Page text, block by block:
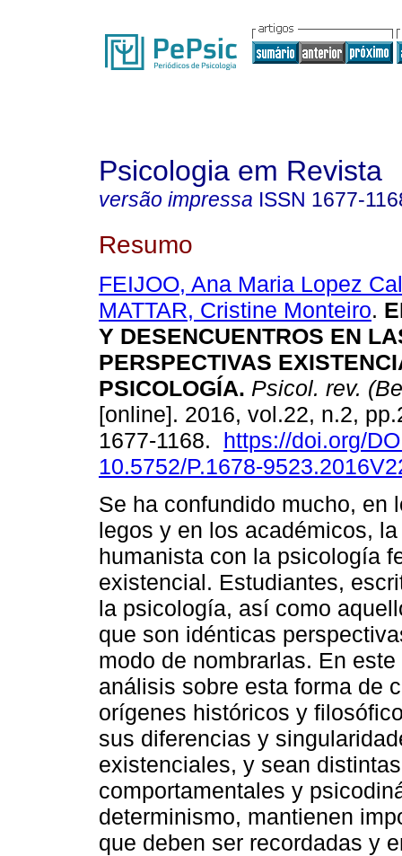
Psicologia em Revista
versão impressa ISSN 1677-
Resumo
FEIJOO, Ana Maria Lopez
MATTAR, Cristine Monteiro.
Y DESENCUENTROS EN
PERSPECTIVAS
PSICOLOGÍA. Psicol. rev.
[online]. 2016, vol.22, n.2,
1677-1168. https://doi.org/
10.5752/P.1678-
Se ha confundido mucho, en
legos y en los académicos,
humanista con la psicología
existencial. Estudiantes,
la psicología, así como
que son idénticas
modo de nombrarlas. En
análisis sobre esta forma de
orígenes históricos y
sus diferencias y
existenciales, y sean
comportamentales y
determinismo, mantienen
que deben ser recordadas y